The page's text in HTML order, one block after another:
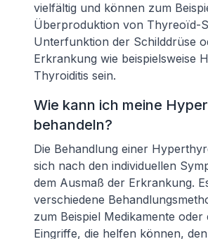
vielfältig und können zum
Überproduktion von Thyreoïd-
Unterfunktion der Schilddrüse
Erkrankung wie beispielsweise
Thyroiditis sein.
Wie kann ich meine
behandeln?
Die Behandlung einer
sich nach den individuellen
dem Ausmaß der Erkrankung.
verschiedene
zum Beispiel Medikamente
Eingriffe, die helfen können,